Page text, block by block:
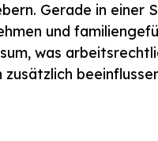
Gerade in einer
und
was